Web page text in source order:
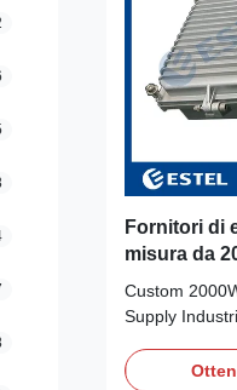
Fornitori di
misura da
Custom
Supply
Shenzhen,